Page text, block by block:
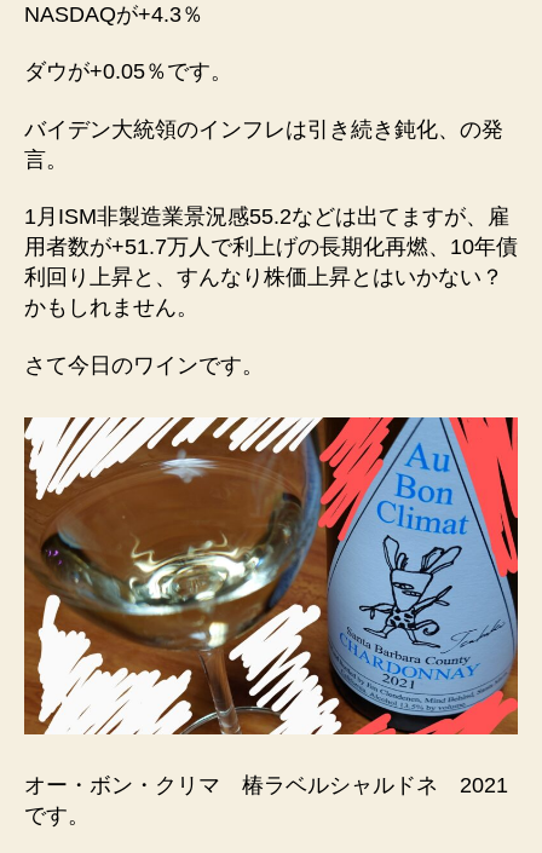
NASDAQが+4.3％
ダウが+0.05％です。
バイデン大統領のインフレは引き続き鈍化、の発
言。
1月ISM非製造業景況感55.2などは出てますが、雇
用者数が+51.7万人で利上げの長期化再燃、10年債
利回り上昇と、すんなり株価上昇とはいかない？
かもしれません。
さて今日のワインです。
オー・ボン・クリマ 椿ラベルシャルドネ 2021
です。